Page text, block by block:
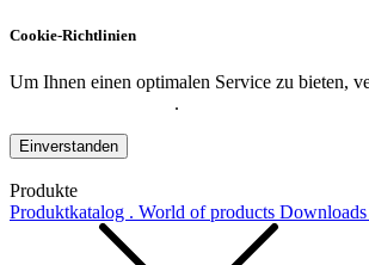
Cookie-Richtlinien
Um Ihnen einen optimalen Service zu bieten,
.
Einverstanden
Produkte
Produktkatalog . World of products Downloads